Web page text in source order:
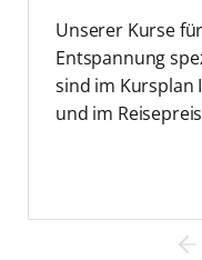
Unserer Kurse
Entspannung
sind im Kursplan
und im